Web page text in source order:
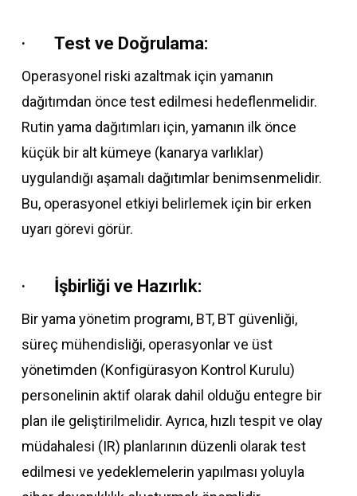
· Test ve Doğrulama:
Operasyonel riski azaltmak için yamanın
dağıtımdan önce test edilmesi hedeflenmelidir.
Rutin yama dağıtımları için, yamanın ilk önce
küçük bir alt kümeye (kanarya varlıklar)
uygulandığı aşamalı dağıtımlar benimsenmelidir.
Bu, operasyonel etkiyi belirlemek için bir erken
uyarı görevi görür.
· İşbirliği ve Hazırlık:
Bir yama yönetim programı, BT, BT güvenliği,
süreç mühendisliği, operasyonlar ve üst
yönetimden (Konfigürasyon Kontrol Kurulu)
personelinin aktif olarak dahil olduğu entegre bir
plan ile geliştirilmelidir. Ayrıca, hızlı tespit ve olay
müdahalesi (IR) planlarının düzenli olarak test
edilmesi ve yedeklemelerin yapılması yoluyla